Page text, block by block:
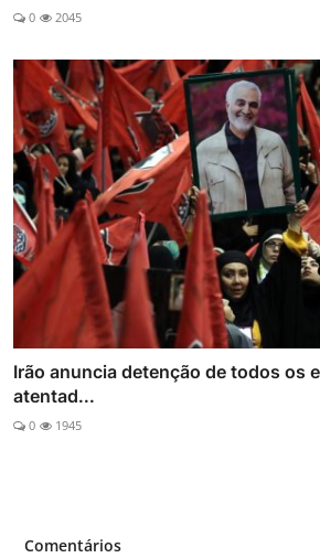
0 2045
Irão anuncia detenção de todos os
atentad...
0 1945
Comentários